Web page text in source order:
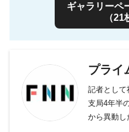
ギャラリーペ
（21
プライ
記者として
支局4年半
から異動し